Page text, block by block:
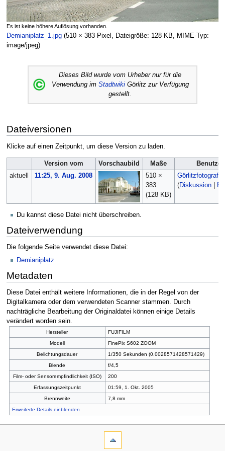
Es ist keine höhere Auflösung vorhanden.
Demianiplatz_1.jpg‎ (510 × 383 Pixel, Dateigröße: 128 KB, MIME-Typ:
image/jpeg)
Dieses Bild wurde vom Urheber nur für die
Verwendung im StadtwikiGörlitz zur Verfügung
gestellt.
Dateiversionen
Klicke auf einen Zeitpunkt, um diese Version zu laden.
Version vom Vorschaubild Maße
Benutzer
aktuell
11:25, 9. Aug. 2008
510 ×
383
(128 KB)
Görlitzfotograf
(Diskussion|
Du kannst diese Datei nicht überschreiben.
Dateiverwendung
Die folgende Seite verwendet diese Datei:
Demianiplatz
Metadaten
Diese Datei enthält weitere Informationen, die in der Regel von der
Digitalkamera oder dem verwendeten Scanner stammen. Durch
nachträgliche Bearbeitung der Originaldatei können einige Details
verändert worden sein.
Hersteller
FUJIFILM
Modell
FinePix S602 ZOOM
Belichtungsdauer
1/350 Sekunden (0,0028571428571429)
Blende
f/4,5
Film- oder Sensorempfindlichkeit (ISO)
200
Erfassungszeitpunkt
01:59, 1. Okt. 2005
Brennweite
7,8 mm
Erweiterte Details einblenden